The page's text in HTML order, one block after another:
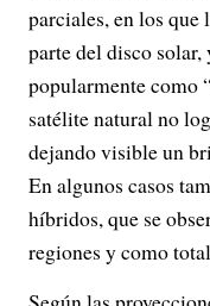
parciales, en los que
parte del disco
popularmente como
satélite natural no
dejando visible un
En algunos casos
híbridos, que se
regiones y como